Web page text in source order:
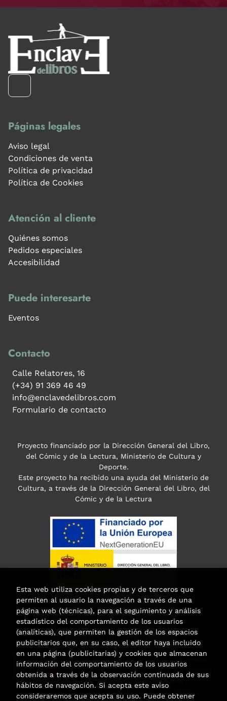
Páginas legales
Aviso legal
Condiciones de venta
Política de privacidad
Política de Cookies
Atención al cliente
Quiénes somos
Pedidos especiales
Accesibilidad
Puede interesarte
Eventos
Contacto
Calle Relatores, 16
(+34) 91 369 46 49
info@enclavedelibros.com
Formulario de contacto
Proyecto financiado por la Dirección General del Libro,
del Cómic y de la Lectura, Ministerio de Cultura y
Deporte.
Este proyecto ha recibido una ayuda del Ministerio de
Cultura, a través de la Dirección General del Libro, del
Cómic y de la Lectura
Esta actividad ha recibido una ayuda
para la modernización de las librerías de
la Comunidad de Madrid
correspondiente al año 2025.
Esta web utiliza cookies propias y de terceros que
permiten al usuario la navegación a través de una
página web (técnicas), para el seguimiento y análisis
estadístico del comportamiento de los usuarios
(analíticas), que permiten la gestión de los espacios
publicitarios que, en su caso, el editor haya incluido
en una página (publicitarias) y cookies que almacenan
información del comportamiento de los usuarios
obtenida a través de la observación continuada de sus
hábitos de navegación. Si acepta este aviso
consideraremos que acepta su uso. Puede obtener